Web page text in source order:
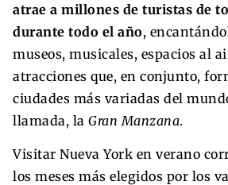
atrae a millones de turistas de
durante todo el año,
museos, musicales, espacios al
atracciones que, en conjunto,
ciudades más variadas del
llamada, la Gran Manzana.
Visitar Nueva York en verano
los meses más elegidos por los